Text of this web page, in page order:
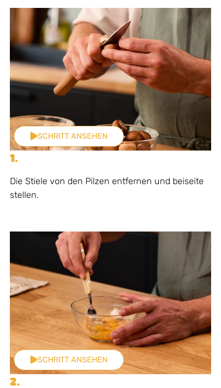
SCHRITT ANSEHEN
1.
Die Stiele von den Pilzen entfernen und beiseite
stellen.
SCHRITT ANSEHEN
2.